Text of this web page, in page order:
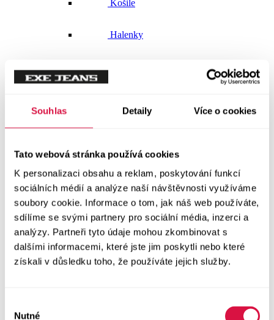
Souhlas Detaily Více o cookies
Tato webová stránka používá cookies
K personalizaci obsahu a reklam, poskytování funkcí
sociálních médií a analýze naší návštěvnosti využíváme
soubory cookie. Informace o tom, jak náš web používáte,
sdílíme se svými partnery pro sociální média, inzerci a
analýzy. Partneři tyto údaje mohou zkombinovat s
dalšími informacemi, které jste jim poskytli nebo které
získali v důsledku toho, že používáte jejich služby.
Nutné
Košile
Halenky
Vše v kategorii Svetry a mikiny
Mikiny
Svetry
Šaty a sukně
Vše v kategorii Šaty a sukně
NOVINKY
Letní šaty